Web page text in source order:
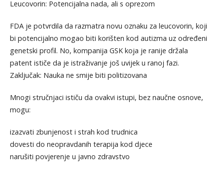
Leucovorin: Potencijalna nada, ali s oprezom
FDA je potvrdila da razmatra novu oznaku za leucovorin, koji
bi potencijalno mogao biti korišten kod autizma uz određeni
genetski profil. No, kompanija GSK koja je ranije držala
patent ističe da je istraživanje još uvijek u ranoj fazi.
Zaključak: Nauka ne smije biti politizovana
Mnogi stručnjaci ističu da ovakvi istupi, bez naučne osnove,
mogu:
izazvati zbunjenost i strah kod trudnica
dovesti do neopravdanih terapija kod djece
narušiti povjerenje u javno zdravstvo